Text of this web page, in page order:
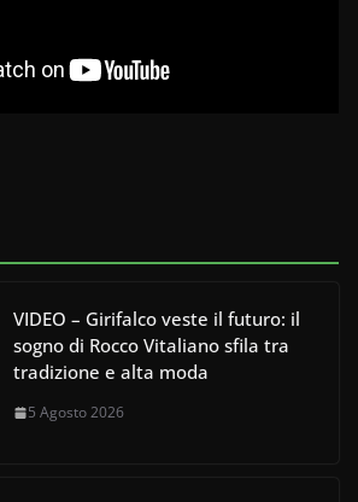
VIDEO – Girifalco veste il futuro: il
sogno di Rocco Vitaliano sfila tra
tradizione e alta moda
5 Agosto 2026